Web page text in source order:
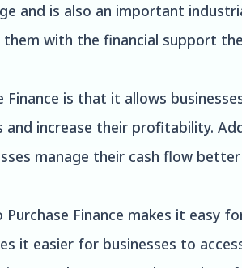
and is also an important
with the financial support
is that it allows
increase their profitability.
manage their cash flow
Finance makes it easy
it easier for businesses to